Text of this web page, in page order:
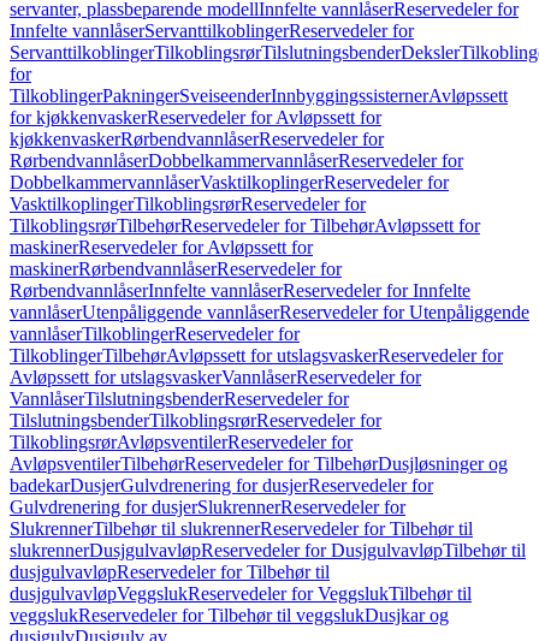
servanter, plassbeparende modellInnfelte vannlåserReservedeler for
Innfelte vannlåserServanttilkoblingerReservedeler for
ServanttilkoblingerTilkoblingsrørTilslutningsbenderDeksler
for
TilkoblingerPakningerSveiseenderInnbyggingssisternerAvløpssett
for kjøkkenvaskerReservedeler for Avløpssett for
kjøkkenvaskerRørbendvannlåserReservedeler for
RørbendvannlåserDobbelkammervannlåserReservedeler for
DobbelkammervannlåserVasktilkoplingerReservedeler for
VasktilkoplingerTilkoblingsrørReservedeler for
TilkoblingsrørTilbehørReservedeler for TilbehørAvløpssett for
maskinerReservedeler for Avløpssett for
maskinerRørbendvannlåserReservedeler for
RørbendvannlåserInnfelte vannlåserReservedeler for Innfelte
vannlåserUtenpåliggende vannlåserReservedeler for Utenpåliggende
vannlåserTilkoblingerReservedeler for
TilkoblingerTilbehørAvløpssett for utslagsvaskerReservedeler for
Avløpssett for utslagsvaskerVannlåserReservedeler for
VannlåserTilslutningsbenderReservedeler for
TilslutningsbenderTilkoblingsrørReservedeler for
TilkoblingsrørAvløpsventilerReservedeler for
AvløpsventilerTilbehørReservedeler for TilbehørDusjløsninger og
badekarDusjerGulvdrenering for dusjerReservedeler for
Gulvdrenering for dusjerSlukrennerReservedeler for
SlukrennerTilbehør til slukrennerReservedeler for Tilbehør til
slukrennerDusjgulvavløpReservedeler for DusjgulvavløpTilbehør til
dusjgulvavløpReservedeler for Tilbehør til
dusjgulvavløpVeggslukReservedeler for VeggslukTilbehør til
veggslukReservedeler for Tilbehør til veggslukDusjkar og
dusjgulvDusjgulv av